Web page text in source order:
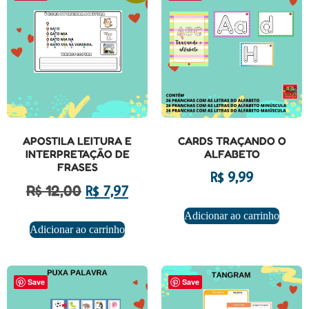
APOSTILA LEITURA E
INTERPRETAÇÃO DE
FRASES
R$12,00 R$7,97
Adicionar ao carrinho
CARDS TRAÇANDO O
ALFABETO
R$9,99
Adicionar ao carrinho
Save Save